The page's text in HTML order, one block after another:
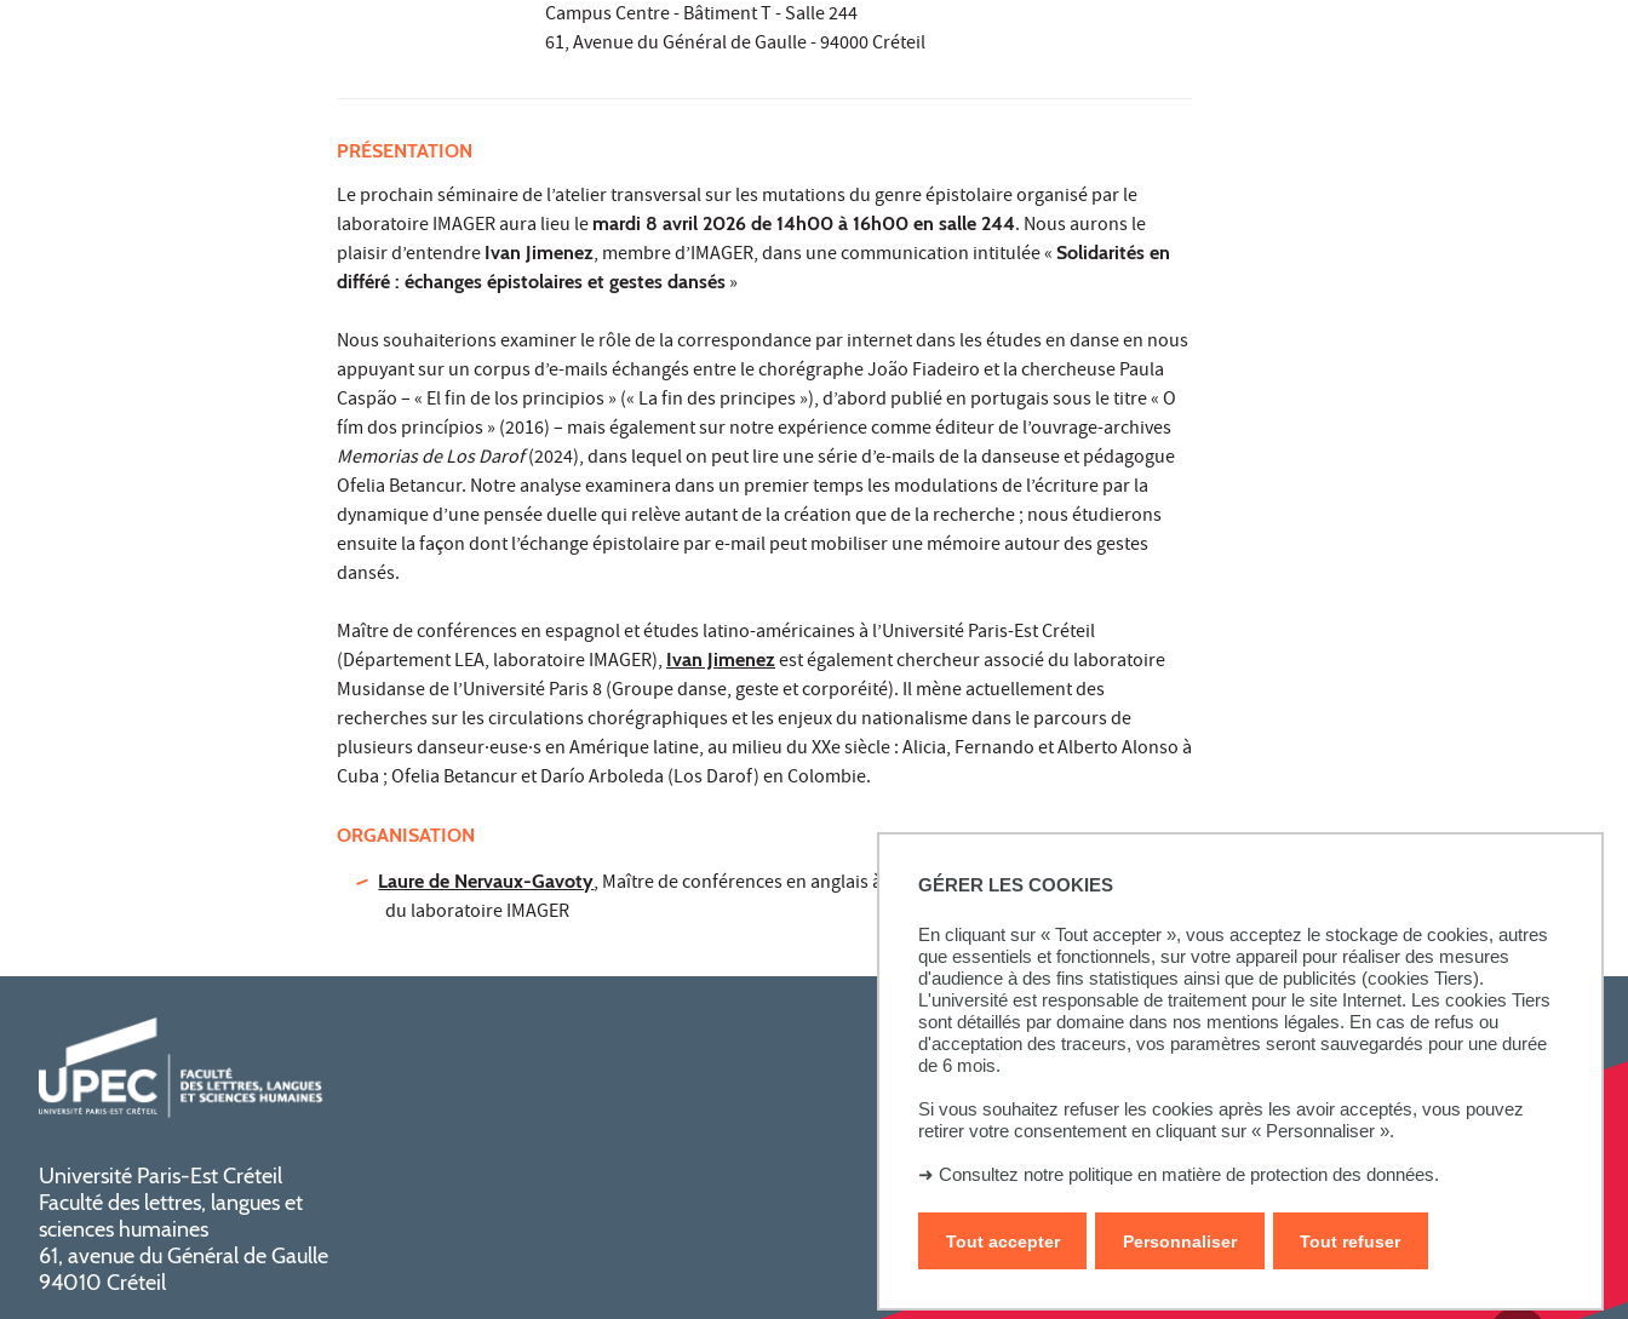
GÉRER LES COOKIES
En cliquant sur « Tout accepter », vous acceptez le stockage de cookies, autres
que essentiels et fonctionnels, sur votre appareil pour réaliser des mesures
d'audience à des fins statistiques ainsi que de publicités (cookies Tiers).
L'université est responsable de traitement pour le site Internet. Les cookies Tiers
sont détaillés par domaine dans nos mentions légales. En cas de refus ou
d'acceptation des traceurs, vos paramètres seront sauvegardés pour une durée
de 6 mois.
Si vous souhaitez refuser les cookies après les avoir acceptés, vous pouvez
retirer votre consentement en cliquant sur « Personnaliser ».
➜ Consultez notre politique en matière de protection des données.
Tout accepter Tout refuser
Personnaliser
Campus Centre - Bâtiment T - Salle 244
61, Avenue du Général de Gaulle - 94000 Créteil
PRÉSENTATION
Le prochain séminaire de l’atelier transversal sur les mutations du genre épistolaire organisé par le
laboratoire IMAGER aura lieu le mardi 8 avril 2026 de 14h00 à 16h00 en salle 244. Nous aurons le
plaisir d’entendre Ivan Jimenez, membre d’IMAGER, dans une communication intitulée « Solidarités en
différé : échanges épistolaires et gestes dansés »
Nous souhaiterions examiner le rôle de la correspondance par internet dans les études en danse en nous
appuyant sur un corpus d’e-mails échangés entre le chorégraphe João Fiadeiro et la chercheuse Paula
Caspão – « El fin de los principios » (« La fin des principes »), d’abord publié en portugais sous le titre « O
fím dos princípios » (2016) – mais également sur notre expérience comme éditeur de l’ouvrage-archives
Memorias de Los Darof(2024), dans lequel on peut lire une série d’e-mails de la danseuse et pédagogue
Ofelia Betancur. Notre analyse examinera dans un premier temps les modulations de l’écriture par la
dynamique d’une pensée duelle qui relève autant de la création que de la recherche ; nous étudierons
ensuite la façon dont l’échange épistolaire par e-mail peut mobiliser une mémoire autour des gestes
dansés.
Maître de conférences en espagnol et études latino-américaines à l’Université Paris-Est Créteil
(Département LEA, laboratoire IMAGER), Ivan Jimenezest également chercheur associé du laboratoire
Musidanse de l’Université Paris 8 (Groupe danse, geste et corporéité). Il mène actuellement des
recherches sur les circulations chorégraphiques et les enjeux du nationalisme dans le parcours de
plusieurs danseur·euse·s en Amérique latine, au milieu du XXe siècle : Alicia, Fernando et Alberto Alonso à
Cuba ; Ofelia Betancur et Darío Arboleda (Los Darof) en Colombie.
ORGANISATION
Laure de Nervaux-Gavoty, Maître de conférences en anglais à l'AEI International School et membre
du laboratoire IMAGER
Université Paris-Est Créteil
Faculté des lettres, langues et
sciences humaines
61, avenue du Général de Gaulle
94010 Créteil